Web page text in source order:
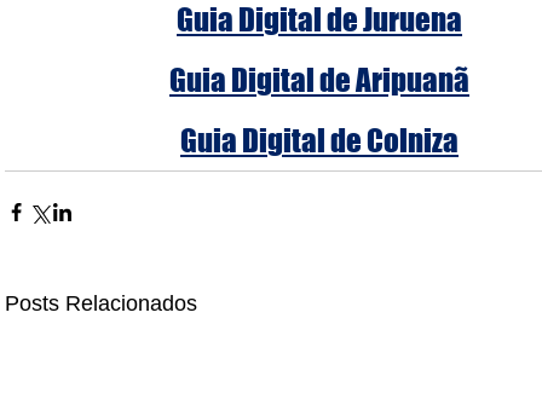
Guia Digital de Juruena
Guia Digital de Aripuanã
Guia Digital de Colniza
Posts Relacionados